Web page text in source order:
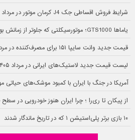
شرایط فروش اقساطی جک J4 کرمان موتور در مرداد 1405
یاماها GTS1000؛ موتورسیکلتی که جلوتر از زمانش بود و مسیر آینده را هموار کرد
قیمت جدید وانت سایپا ۱۵۱ برای مصرف‌کننده در مرداد ۱۴۰۵ اعلام شد
لیست قیمت جدید لاستیک‌های ایرانی در مرداد ۱۴۰۵
آمریکا در جنگ با ایران با کمبود موشک‌های حیاتی
از پیکان تا ری‌را ؛ چرا ایران هنوز خودرویی در سطح
۱۰ بازی برتر پلی‌استیشن ۱ که در تاریخ ماندگار شدند